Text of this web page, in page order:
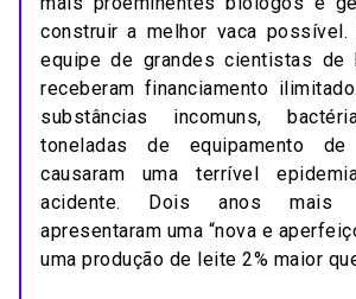
construir a melhor vaca possível.
equipe de grandes cientistas de
receberam financiamento
substâncias incomuns,
toneladas de equipamento de
causaram uma terrível
acidente. Dois anos mais
apresentaram uma “nova e
uma produção de leite 2% maior